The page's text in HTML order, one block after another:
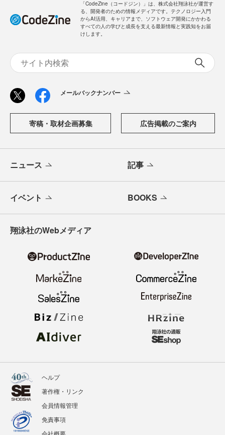
「CodeZine（コードジン）」は、株式会社翔泳社が運営す
る、開発者のための情報メディアです。テクノロジー入門
からAI活用、キャリアまで、ソフトウェア開発にかかわる
すべての人の学びと成長を支える最新情報と実践知をお届
けします。
メールバックナンバー
寄稿・取材企画募集 広告掲載のご案内
ニュース 記事
イベント BOOKS
翔泳社のWebメディア
ヘルプ
著作権・リンク
会員情報管理
免責事項